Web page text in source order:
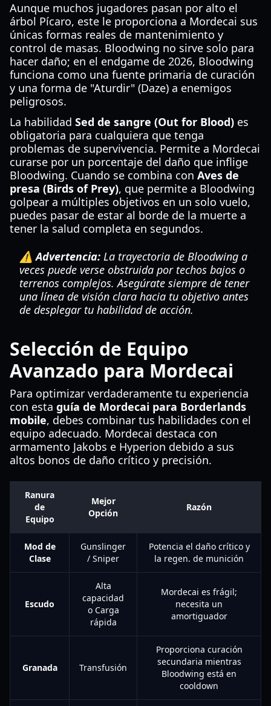
Aunque muchos jugadores pasan por alto el
árbol Pícaro, este le proporciona a Mordecai sus
únicas formas reales de mantenimiento y
control de masas. Bloodwing no sirve solo para
hacer daño; en el endgame de 2026, Bloodwing
funciona como una fuente primaria de curación
y una forma de "Aturdir" (Daze) a enemigos
peligrosos.
La habilidad Sed de sangre (Out for Blood) es
obligatoria para cualquiera que tenga
problemas de supervivencia. Permite a Mordecai
curarse por un porcentaje del daño que inflige
Bloodwing. Cuando se combina con Aves de
presa (Birds of Prey), que permite a Bloodwing
golpear a múltiples objetivos en un solo vuelo,
puedes pasar de estar al borde de la muerte a
tener la salud completa en segundos.
⚠️ Advertencia: La trayectoria de Bloodwing a
veces puede verse obstruida por techos bajos o
terrenos complejos. Asegúrate siempre de tener
una línea de visión clara hacia tu objetivo antes
de desplegar tu habilidad de acción.
Selección de Equipo
Avanzado para Mordecai
Para optimizar verdaderamente tu experiencia
con esta guía de Mordecai para Borderlands
mobile, debes combinar tus habilidades con el
equipo adecuado. Mordecai destaca con
armamento Jakobs e Hyperion debido a sus
altos bonos de daño crítico y precisión.
Ranura
de
Equipo
Mejor
Opción
Razón
Mod de
Clase
Gunslinger
/ Sniper
Potencia el daño crítico y
la regen. de munición
Escudo
Alta
capacidad
o Carga
rápida
Mordecai es frágil;
necesita un
amortiguador
Granada Transfusión
Proporciona curación
secundaria mientras
Bloodwing está en
cooldown